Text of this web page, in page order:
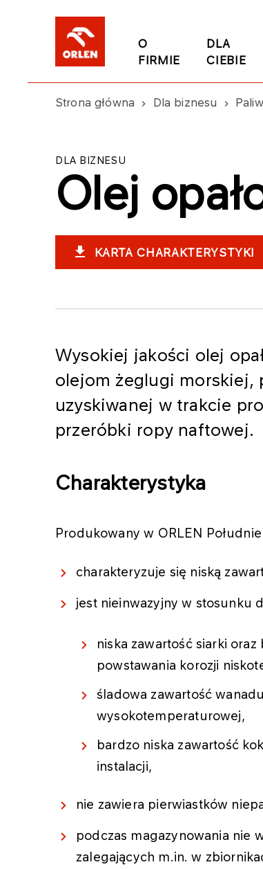
O
FIRMIE
DLA
CIEBIE
Strona główna Dla biznesu
DLA BIZNESU
Olej
KARTA CHARAKTERYSTYKI
Wysokiej jakości olej
olejom żeglugi morskiej,
uzyskiwanej w trakcie
przeróbki ropy naftowej.
Charakterystyka
Produkowany w ORLEN
charakteryzuje się niską
jest nieinwazyjny w stosunku
niska zawartość siarki
powstawania korozji
śladowa zawartość
wysokotemperaturowej,
bardzo niska zawartość
instalacji,
nie zawiera pierwiastków
podczas magazynowania nie
zalegających m.in. w